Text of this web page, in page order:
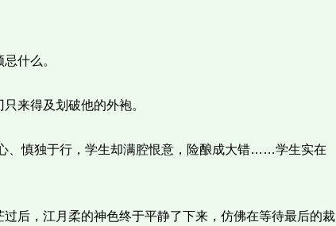
什么。
来得及划破他的外袍。
慎独于行，学生却满腔恨意，险酿成大错……学生实在
，江月柔的神色终于平静了下来，仿佛在等待最后的裁